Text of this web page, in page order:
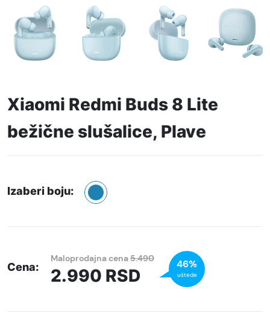
Xiaomi Redmi Buds 8 Lite
bežične slušalice, Plave
Izaberi boju:
Cena:
Maloprodajna cena5.490
2.990 RSD
46%
uštede